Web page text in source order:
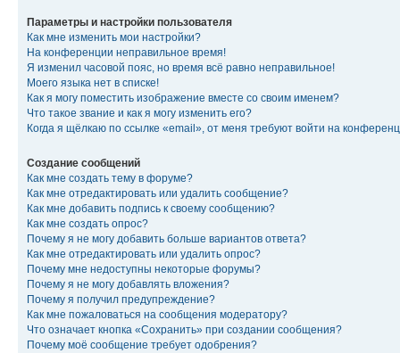
Параметры и настройки пользователя
Как мне изменить мои настройки?
На конференции неправильное время!
Я изменил часовой пояс, но время всё равно неправильное!
Моего языка нет в списке!
Как я могу поместить изображение вместе со своим именем?
Что такое звание и как я могу изменить его?
Когда я щёлкаю по ссылке «email», от меня требуют войти на
Создание сообщений
Как мне создать тему в форуме?
Как мне отредактировать или удалить сообщение?
Как мне добавить подпись к своему сообщению?
Как мне создать опрос?
Почему я не могу добавить больше вариантов ответа?
Как мне отредактировать или удалить опрос?
Почему мне недоступны некоторые форумы?
Почему я не могу добавлять вложения?
Почему я получил предупреждение?
Как мне пожаловаться на сообщения модератору?
Что означает кнопка «Сохранить» при создании сообщения?
Почему моё сообщение требует одобрения?